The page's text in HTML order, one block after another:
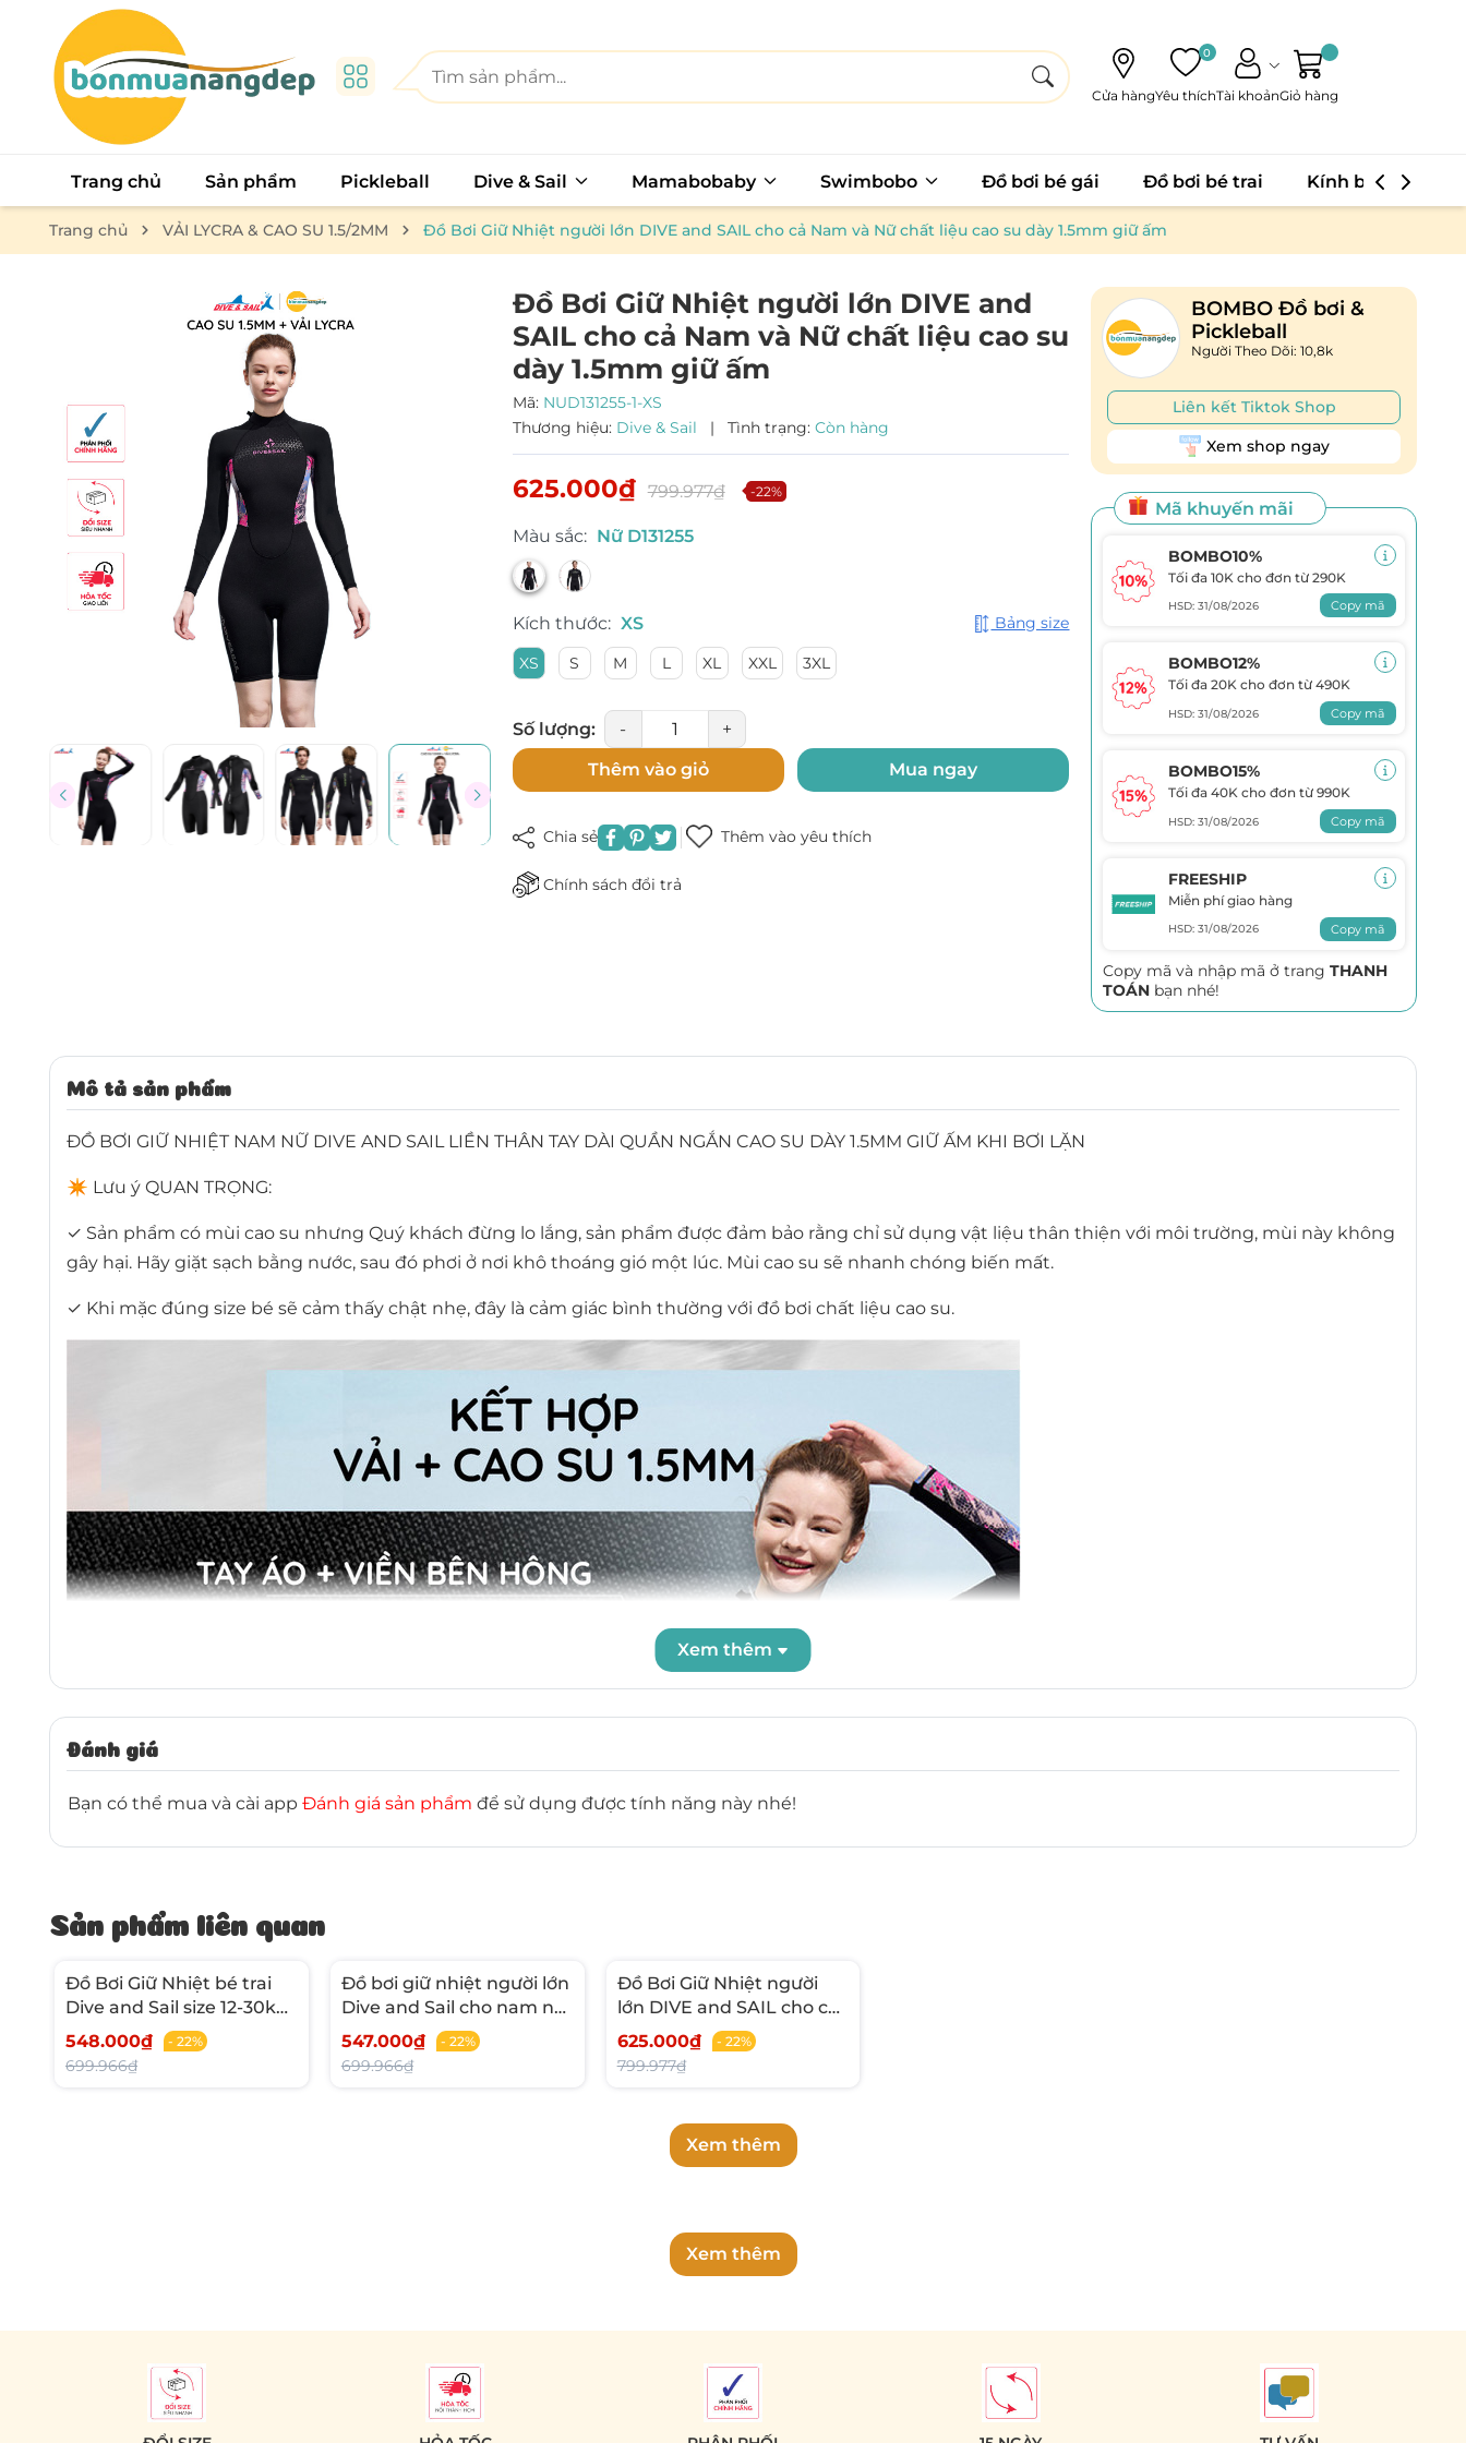
Cửa hàng
0
Yêu thíchTài khoảnGiỏ hàng
Trang chủ Sản phẩm Pickleball Dive & Sail Mamabobaby Swimbobo Đồ bơi bé gái Đồ bơi bé trai Kính bơi
Trang chủ VẢI LYCRA & CAO SU 1.5/2MM Đồ Bơi Giữ Nhiệt người lớn DIVE and SAIL cho cả Nam và Nữ chất liệu cao su dày 1.5mm giữ ấm
Đồ Bơi Giữ Nhiệt người lớn DIVE and
SAIL cho cả Nam và Nữ chất liệu cao su
dày 1.5mm giữ ấm
Mã: NUD131255-1-XS
Thương hiệu: Dive & Sail | Tình trạng: Còn hàng
625.000₫ 799.977₫ -22%
Màu sắc: Nữ D131255
Kích thước: XS Bảng size
XS S M L XL XXL 3XL
Số lượng: -
+
Thêm vào giỏ
Mua ngay
Chia sẻ Thêm vào yêu thích
Chính sách đổi trả
BOMBO Đồ bơi &
Pickleball
Người Theo Dõi: 10,8k
Liên kết Tiktok Shop
Xem shop ngay
Mã khuyến mãi
BOMBO10%
Tối đa 10K cho đơn từ 290K
HSD: 31/08/2026 Copy mã
BOMBO12%
Tối đa 20K cho đơn từ 490K
HSD: 31/08/2026 Copy mã
BOMBO15%
Tối đa 40K cho đơn từ 990K
HSD: 31/08/2026 Copy mã
FREESHIP
Miễn phí giao hàng
HSD: 31/08/2026 Copy mã
Copy mã và nhập mã ở trangTHANH
TOÁN bạn nhé!
Mô tả sản phẩm
ĐỒ BƠI GIỮ NHIỆT NAM NỮ DIVE AND SAIL LIỀN THÂN TAY DÀI QUẦN NGẮN CAO SU DÀY 1.5MM GIỮ ẤM KHI BƠI LẶN
✴ Lưu ý QUAN TRỌNG:
✓ Sản phẩm có mùi cao su nhưng Quý khách đừng lo lắng, sản phẩm được đảm bảo rằng chỉ sử dụng vật liệu thân thiện với môi trường, mùi này không
gây hại. Hãy giặt sạch bằng nước, sau đó phơi ở nơi khô thoáng gió một lúc. Mùi cao su sẽ nhanh chóng biến mất.
✓ Khi mặc đúng size bé sẽ cảm thấy chật nhẹ, đây là cảm giác bình thường với đồ bơi chất liệu cao su.
Xem thêm
Đánh giá
Bạn có thể mua và cài app Đánh giá sản phẩm để sử dụng được tính năng này nhé!
Sản phẩm liên quan
Đồ Bơi Giữ Nhiệt bé trai
Dive and Sail size 12-30kg
Cao su dày 2mm giữ ấm
548.000₫ - 22%
699.966₫
Đồ bơi giữ nhiệt người lớn
Dive and Sail cho nam nữ
cao su dày 1.5mm thể
thao bơi lặn chuyên
547.000₫ - 22%
699.966₫
Đồ Bơi Giữ Nhiệt người
lớn DIVE and SAIL cho cả
Nam và Nữ chất liệu cao
su dày 1.5mm giữ ấm
625.000₫ - 22%
799.977₫
Xem thêm
Xem thêm
Ngày hết hạn:
Điều kiện: